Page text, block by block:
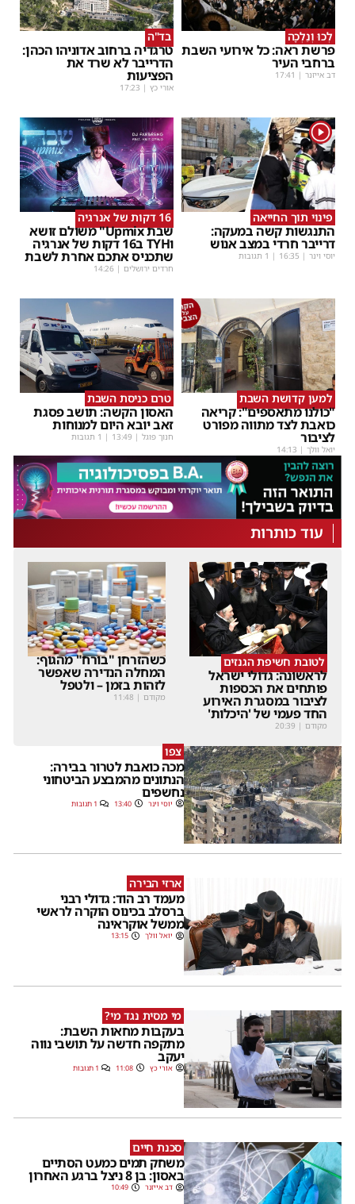
לְכוּ וְנֵלְכָה
פרשת ראה: כל אירועי השבת
ברחבי העיר
דב אייזנר |
17:41
בד"ה
טרגדיה ברחוב אדוניהו הכהן:
הדרייבר לא שרד את
הפציעות
אורי כץ |
17:23
1
פינוי תוך החייאה
התנגשות קשה במעקה:
דרייבר חרדי במצב אנוש
יוסי וינר |
16:35 | 1 תגובות
16 דקות של אנרגיה
שבת Upmix" משולם זושא
וTYH ב16 דקות של אנרגיה
שתכניס אתכם אחרת לשבת
חרדים ירושלים |
14:26
למען קדושת השבת
"כולנו מתאספים": קריאה
כואבת לצד מתווה מפורט
לציבור
יואל וולך |
14:13
טרם כניסת השבת
האסון הקשה: תושב פסגת
זאב יובא היום למנוחות
חנוך פוגל |
13:49 | 1 תגובות
עוד כותרות
לטובת חשיפת הגנזים
לראשונה: גדולי ישראל
פותחים את הכספות
לציבור במסגרת האירוע
החד פעמי של 'היכלות'
מקודם |
20:39
כשהזרחן "בורח" מהגוף:
המחלה הנדירה שאפשר
לזהות בזמן – ולטפל
מקודם |
11:48
צפו
מכה כואבת לטרור בבירה:
הנתונים מהמבצע הביטחוני
נחשפים
יוסי וינר 13:40 1 תגובות
ארזי הבירה
מעמד רב הוד: גדולי רבני
ברסלב בכינוס הוקרה לראשי
ממשל אוקראינה
יואל וולך 13:15
מי מסית נגד מי?
בעקבות מחאות השבת:
מתקפה חדשה על תושבי נווה
יעקב
אורי כץ 11:08 1 תגובות
סכנת חיים
משחק תמים כמעט הסתיים
באסון: בן 8 ניצל ברגע האחרון
דב אייזנר 10:49